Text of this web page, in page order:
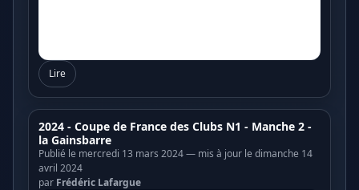
Lire
2024 - Coupe de France des Clubs N1 - Manche 2 -
la Gainsbarre
Publié le mercredi 13 mars 2024 — mis à jour le dimanche 14
avril 2024
par Frédéric Lafargue